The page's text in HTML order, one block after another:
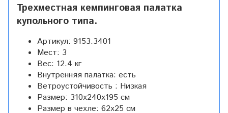
Трехместная кемпинговая палатка
купольного типа.
Артикул: 9153.3401
Мест: 3
Вес: 12.4 кг
Внутренняя палатка: есть
Ветроустойчивость : Низкая
Размер: 310x240x195 см
Размер в чехле: 62x25 см